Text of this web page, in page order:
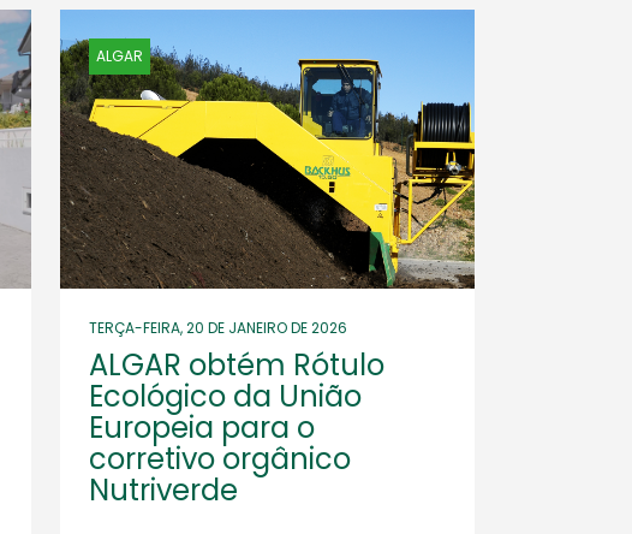
ALGAR
TERÇA-FEIRA, 20 DE JANEIRO DE 2026
ALGAR obtém Rótulo
Ecológico da União
Europeia para o
corretivo orgânico
Nutriverde